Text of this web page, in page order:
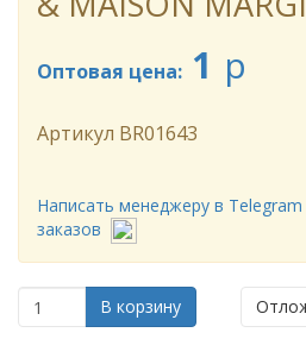
Оптовая цена: 1 p
Артикул BR01643
Написать менеджеру в
заказов
В корзину